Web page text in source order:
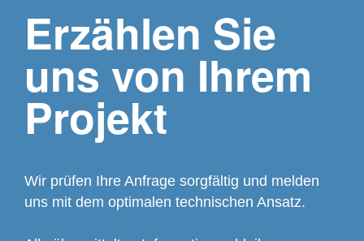
Erzählen Sie
uns von Ihrem
Projekt
Wir prüfen Ihre Anfrage sorgfältig und melden
uns mit dem optimalen technischen Ansatz.